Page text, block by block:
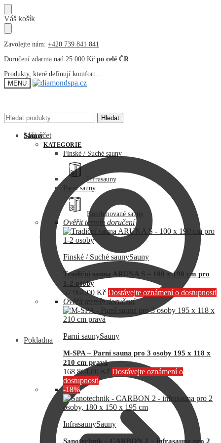
Přeskočit
na
navigaci
Přeskočit
na
obsah
Váš košík
Zavolejte nám: +420 739 841 841
Doručení zdarma nad 25 000 Kč po celé ČR
Produkty, které definují komfort...
MENU
Hledat: Hledat
Můj účet
Pokladna
Hledat: Hledat
Sauny
KATEGORIE
Finské / Suché sauny
Infrasauny
Parní sauny
Kombinované sauny
Ověřit termín doručení
Finské / Suché saunySauny
Tradiční sauna ARUNA S – 100 x 190 cm pro
1-2 osoby
57 961,00 Kč Dostávejte oznámení o dostupnosti
Ověřit termín doručení
Parní saunySauny
M-SPA – Parní sauna pro 3 osoby 195 x 118 x
210 cm pravá
168 864,00 Kč Dostávejte oznámení o
dostupnosti
-18%
InfrasaunySauny
Sanotechnik – CARBON 2 – infrasauna pro 2